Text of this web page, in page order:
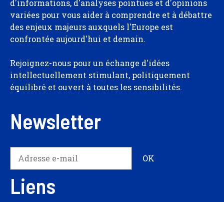
d'informations, d'analyses pointues et d'opinions
variées pour vous aider à comprendre et à débattre
des enjeux majeurs auxquels l'Europe est
confrontée aujourd'hui et demain.
Rejoignez-nous pour un échange d'idées
intellectuellement stimulant, politiquement
équilibré et ouvert à toutes les sensibilités.
Newsletter
Liens